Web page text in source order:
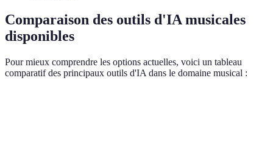
Comparaison des outils d'IA musicales
disponibles
Pour mieux comprendre les options actuelles, voici un tableau
comparatif des principaux outils d'IA dans le domaine musical :